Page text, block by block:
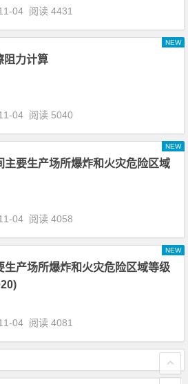
04 阅读 4431
力计算
NEW
04 阅读 5040
要生产场所爆炸和火灾危险区域
NEW
04 阅读 4058
产场所爆炸和火灾危险区域等级
NEW
04 阅读 4081